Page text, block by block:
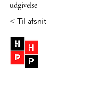
udgivelse
< Til afsnit